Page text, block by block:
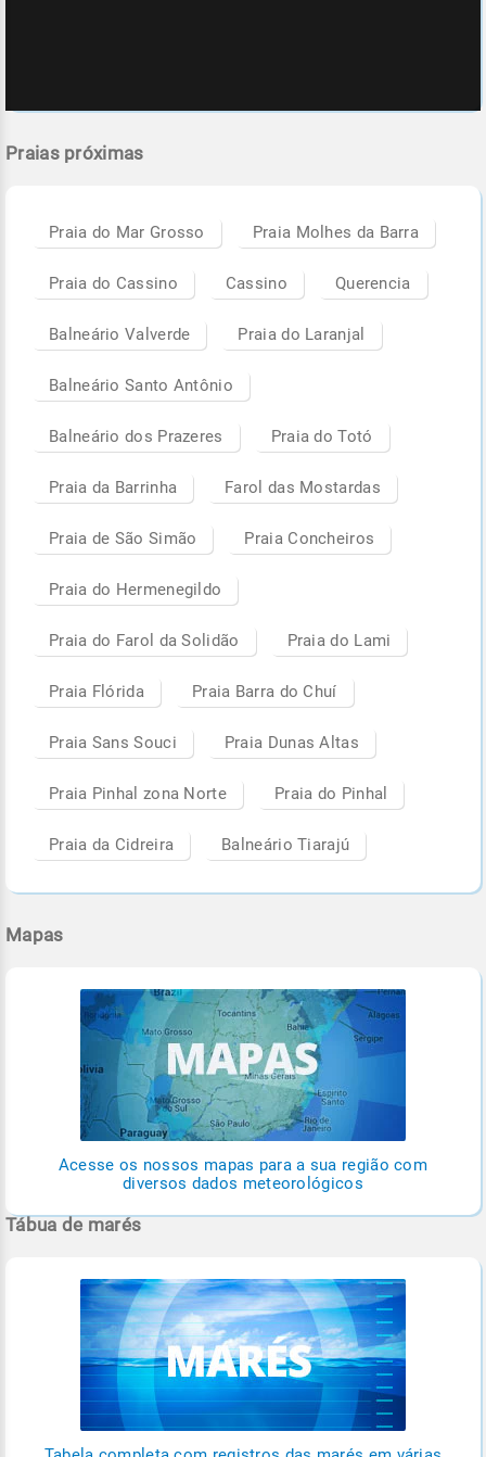
Praias próximas
Praia do Mar Grosso Praia Molhes da Barra
Praia do Cassino Cassino Querencia
Balneário Valverde Praia do Laranjal
Balneário Santo Antônio
Balneário dos Prazeres Praia do Totó
Praia da Barrinha Farol das Mostardas
Praia de São Simão Praia Concheiros
Praia do Hermenegildo
Praia do Farol da Solidão Praia do Lami
Praia Flórida Praia Barra do Chuí
Praia Sans Souci Praia Dunas Altas
Praia Pinhal zona Norte Praia do Pinhal
Praia da Cidreira Balneário Tiarajú
Mapas
Acesse os nossos mapas para a sua região com
diversos dados meteorológicos
Tábua de marés